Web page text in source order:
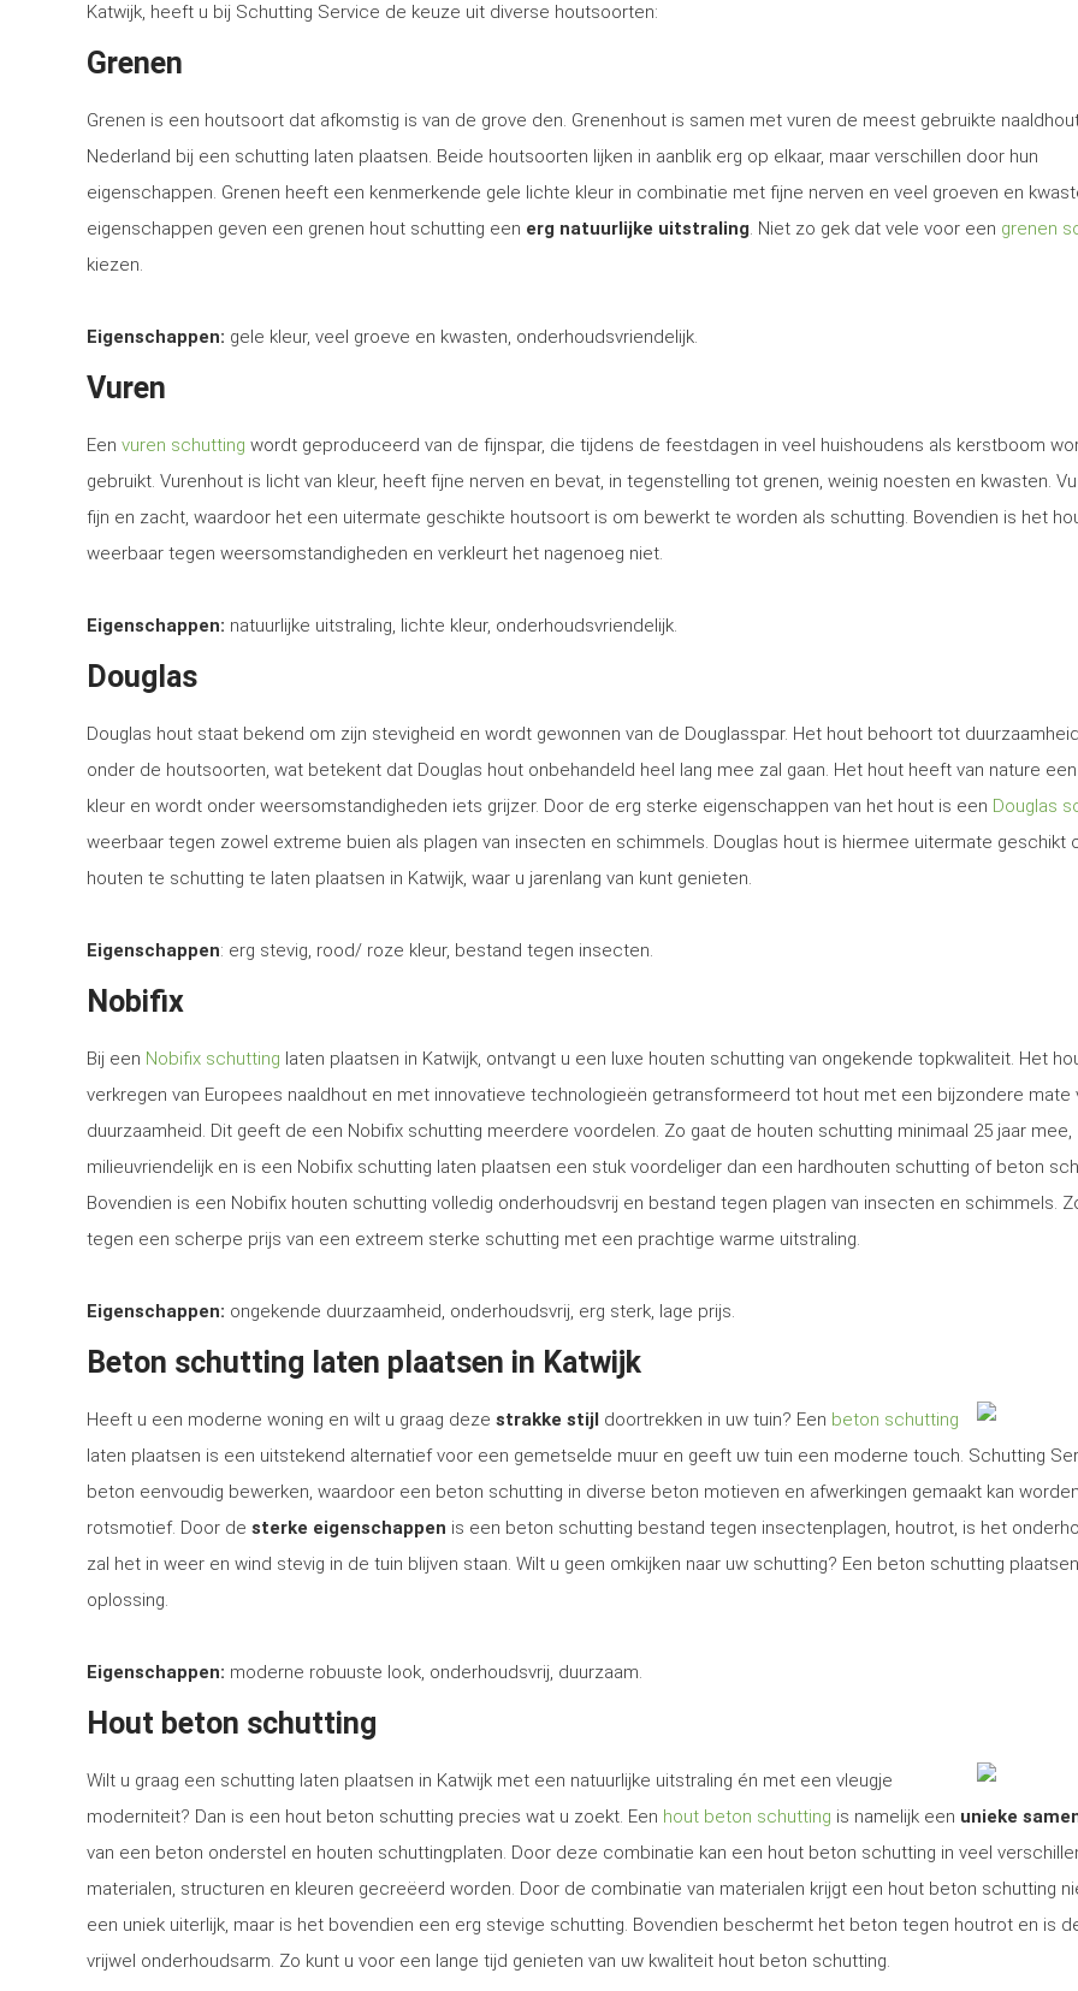
Katwijk, heeft u bij Schutting Service de keuze uit diverse houtsoorten:
Grenen
Grenen is een houtsoort dat afkomstig is van de grove den. Grenenhout is samen met vuren de meest gebruikte
Nederland bij een schutting laten plaatsen. Beide houtsoorten lijken in aanblik erg op elkaar, maar verschillen door hun
eigenschappen. Grenen heeft een kenmerkende gele lichte kleur in combinatie met fijne nerven en veel groeven en
eigenschappen geven een grenen hout schutting een erg natuurlijke uitstraling. Niet zo gek dat vele voor een grenen
kiezen.
Eigenschappen: gele kleur, veel groeve en kwasten, onderhoudsvriendelijk.
Vuren
Een vuren schutting wordt geproduceerd van de fijnspar, die tijdens de feestdagen in veel huishoudens als kerstboom
gebruikt. Vurenhout is licht van kleur, heeft fijne nerven en bevat, in tegenstelling tot grenen, weinig noesten en kwasten.
fijn en zacht, waardoor het een uitermate geschikte houtsoort is om bewerkt te worden als schutting. Bovendien is het
weerbaar tegen weersomstandigheden en verkleurt het nagenoeg niet.
Eigenschappen: natuurlijke uitstraling, lichte kleur, onderhoudsvriendelijk.
Douglas
Douglas hout staat bekend om zijn stevigheid en wordt gewonnen van de Douglasspar. Het hout behoort tot
onder de houtsoorten, wat betekent dat Douglas hout onbehandeld heel lang mee zal gaan. Het hout heeft van nature
kleur en wordt onder weersomstandigheden iets grijzer. Door de erg sterke eigenschappen van het hout is een Douglas
weerbaar tegen zowel extreme buien als plagen van insecten en schimmels. Douglas hout is hiermee uitermate geschikt
houten te schutting te laten plaatsen in Katwijk, waar u jarenlang van kunt genieten.
Eigenschappen: erg stevig, rood/ roze kleur, bestand tegen insecten.
Nobifix
Bij een Nobifix schutting laten plaatsen in Katwijk, ontvangt u een luxe houten schutting van ongekende topkwaliteit. Het
verkregen van Europees naaldhout en met innovatieve technologieën getransformeerd tot hout met een bijzondere mate
duurzaamheid. Dit geeft de een Nobifix schutting meerdere voordelen. Zo gaat de houten schutting minimaal 25 jaar mee,
milieuvriendelijk en is een Nobifix schutting laten plaatsen een stuk voordeliger dan een hardhouten schutting of beton
Bovendien is een Nobifix houten schutting volledig onderhoudsvrij en bestand tegen plagen van insecten en schimmels.
tegen een scherpe prijs van een extreem sterke schutting met een prachtige warme uitstraling.
Eigenschappen: ongekende duurzaamheid, onderhoudsvrij, erg sterk, lage prijs.
Beton schutting laten plaatsen in Katwijk
Heeft u een moderne woning en wilt u graag deze strakke stijl doortrekken in uw tuin? Een beton schutting
laten plaatsen is een uitstekend alternatief voor een gemetselde muur en geeft uw tuin een moderne touch. Schutting
beton eenvoudig bewerken, waardoor een beton schutting in diverse beton motieven en afwerkingen gemaakt kan
rotsmotief. Door de sterke eigenschappen is een beton schutting bestand tegen insectenplagen, houtrot, is het
zal het in weer en wind stevig in de tuin blijven staan. Wilt u geen omkijken naar uw schutting? Een beton schutting
oplossing.
Eigenschappen: moderne robuuste look, onderhoudsvrij, duurzaam.
Hout beton schutting
Wilt u graag een schutting laten plaatsen in Katwijk met een natuurlijke uitstraling én met een vleugje
moderniteit? Dan is een hout beton schutting precies wat u zoekt. Een hout beton schutting is namelijk een unieke
van een beton onderstel en houten schuttingplaten. Door deze combinatie kan een hout beton schutting in veel
materialen, structuren en kleuren gecreëerd worden. Door de combinatie van materialen krijgt een hout beton schutting
een uniek uiterlijk, maar is het bovendien een erg stevige schutting. Bovendien beschermt het beton tegen houtrot en is
vrijwel onderhoudsarm. Zo kunt u voor een lange tijd genieten van uw kwaliteit hout beton schutting.